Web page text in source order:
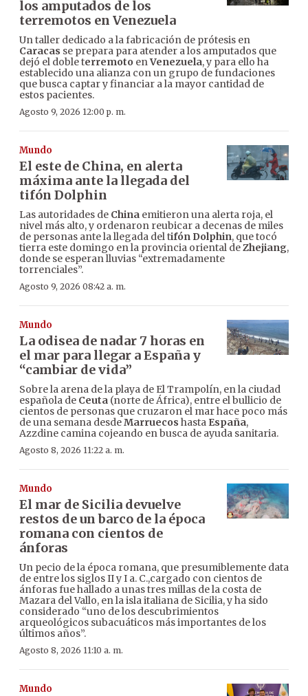
los amputados de los
terremotos en Venezuela
Un taller dedicado a la fabricación de prótesis en
Caracas se prepara para atender a los amputados que
dejó el doble terremoto enVenezuela, y para ello ha
establecido una alianza con un grupo de fundaciones
que busca captar y financiar a la mayor cantidad de
estos pacientes.
Agosto 9, 2026 12:00 p. m.
Mundo
El este de China, en alerta
máxima ante la llegada del
tifón Dolphin
Las autoridades de China emitieron una alerta roja, el
nivel más alto, y ordenaron reubicar a decenas de miles
de personas ante la llegada del tifón Dolphin, que tocó
tierra este domingo en la provincia oriental deZhejiang,
donde se esperan lluvias “extremadamente
torrenciales”.
Agosto 9, 2026 08:42 a. m.
Mundo
La odisea de nadar 7 horas en
el mar para llegar a España y
“cambiar de vida”
Sobre la arena de la playa de El Trampolín, en la ciudad
española de Ceuta (norte de África), entre el bullicio de
cientos de personas que cruzaron el mar hace poco más
de una semana desdeMarruecos hasta España,
Azzdine camina cojeando en busca de ayuda sanitaria.
Agosto 8, 2026 11:22 a. m.
Mundo
El mar de Sicilia devuelve
restos de un barco de la época
romana con cientos de
ánforas
Un pecio de la época romana, que presumiblemente data
de entre los siglos II y I a. C.,cargado con cientos de
ánforas fue hallado a unas tres millas de la costa de
Mazara del Vallo, en la isla italiana de Sicilia, y ha sido
considerado “uno de los descubrimientos
arqueológicos subacuáticos más importantes de los
últimos años”.
Agosto 8, 2026 11:10 a. m.
Mundo